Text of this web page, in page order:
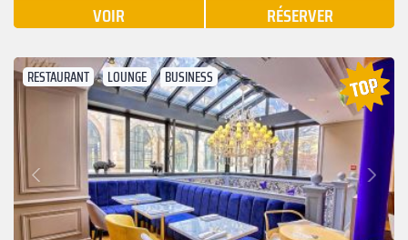
VOIR RÉSERVER
RESTAURANT LOUNGE BUSINESS
Précédent
Suivant